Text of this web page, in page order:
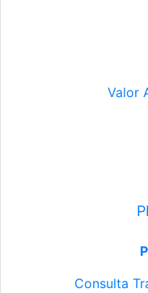
Valor
Consulta